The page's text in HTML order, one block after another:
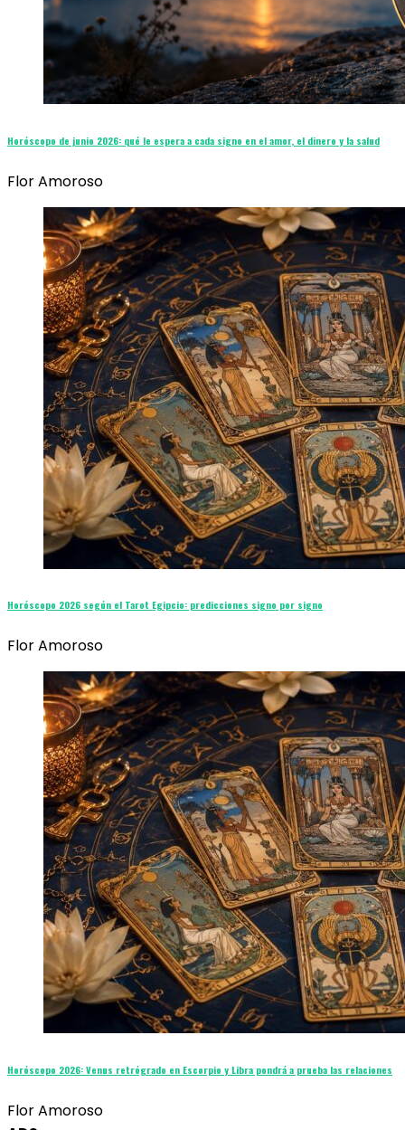
Horóscopo de junio 2026: qué le espera a cada signo en el amor, el dinero y la salud
Flor Amoroso
Horóscopo 2026 según el Tarot Egipcio: predicciones signo por signo
Flor Amoroso
Horóscopo 2026: Venus retrógrado en Escorpio y Libra pondrá a prueba las relaciones
Flor Amoroso